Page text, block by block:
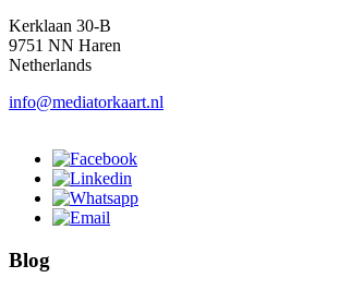
Kerklaan 30-B
9751 NN Haren
Netherlands
info@mediatorkaart.nl
Blog